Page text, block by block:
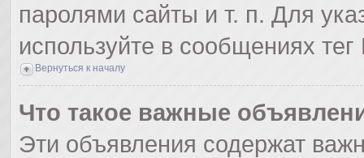
паролями сайты и т. п. Для
используйте в сообщениях
Вернуться к началу
Что такое важные
Эти объявления содержат